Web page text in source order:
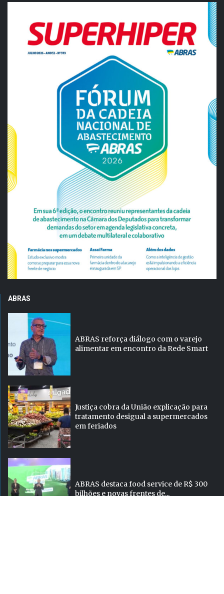
ABRAS
ABRAS reforça diálogo com o varejo
alimentar em encontro da Rede Smart
Justiça cobra da União explicação para
tratamento desigual a supermercados
em feriados
ABRAS destaca food service de R$ 300
bilhões e novas frentes de...